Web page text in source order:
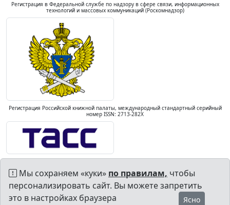
Регистрация в Федеральной службе по надзору в сфере связи, информационных
технологий и массовых коммуникаций (Роскомнадзор)
Регистрация Российской книжной палаты, международный стандартный серийный
номер ISSN: 2713-282X
Мы сохраняем «куки» по правилам, чтобы
персонализировать сайт. Вы можете запретить
это в настройках браузера
Ясно